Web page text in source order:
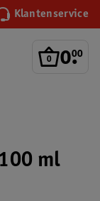
Klantenservice
0.
00
ml